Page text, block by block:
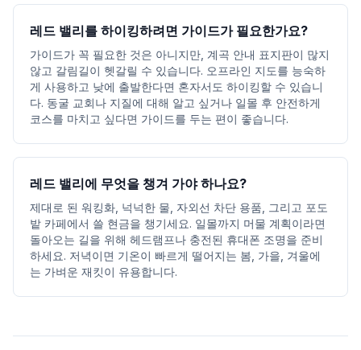
레드 밸리를 하이킹하려면 가이드가 필요한가요?
가이드가 꼭 필요한 것은 아니지만, 계곡 안내 표지판이 많지
않고 갈림길이 헷갈릴 수 있습니다. 오프라인 지도를 능숙하
게 사용하고 낮에 출발한다면 혼자서도 하이킹할 수 있습니
다. 동굴 교회나 지질에 대해 알고 싶거나 일몰 후 안전하게
코스를 마치고 싶다면 가이드를 두는 편이 좋습니다.
레드 밸리에 무엇을 챙겨 가야 하나요?
제대로 된 워킹화, 넉넉한 물, 자외선 차단 용품, 그리고 포도
밭 카페에서 쓸 현금을 챙기세요. 일몰까지 머물 계획이라면
돌아오는 길을 위해 헤드램프나 충전된 휴대폰 조명을 준비
하세요. 저녁이면 기온이 빠르게 떨어지는 봄, 가을, 겨울에
는 가벼운 재킷이 유용합니다.